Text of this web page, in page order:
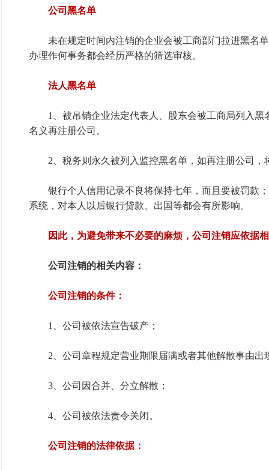
公司黑名单
未在规定时间内注销的企业会被工商部门拉进黑名单
办理作何事务都会经历严格的筛选审核。
法人黑名单
1、被吊销企业法定代表人、股东会被工商局列入黑
名义再注册公司。
2、税务则永久被列入监控黑名单，如再注册公司，
银行个人信用记录不良将保持七年，而且要被罚款；
系统，对本人以后银行贷款、出国等都会有所影响。
因此，为避免带来不必要的麻烦，公司注销应依据
公司注销的相关内容：
公司注销的条件：
1、公司被依法宣告破产；
2、公司章程规定营业期限届满或者其他解散事由出
3、公司因合并、分立解散；
4、公司被依法责令关闭。
公司注销的法律依据：